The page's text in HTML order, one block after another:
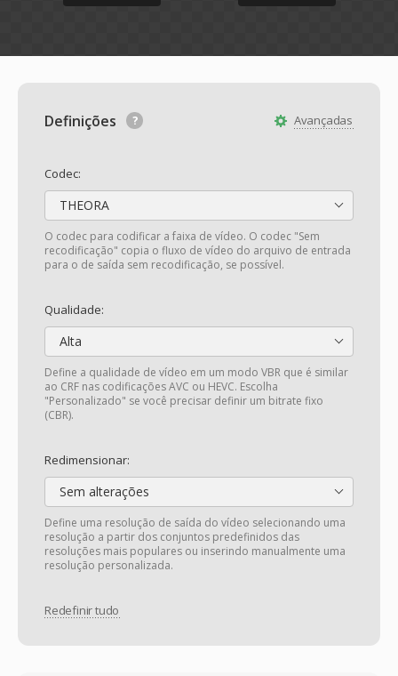
Avançadas
Definições
Codec:
THEORA
O codec para codificar a faixa de vídeo. O codec "Sem
recodificação" copia o fluxo de vídeo do arquivo de entrada
para o de saída sem recodificação, se possível.
Qualidade:
Alta
Define a qualidade de vídeo em um modo VBR que é similar
ao CRF nas codificações AVC ou HEVC. Escolha
"Personalizado" se você precisar definir um bitrate fixo
(CBR).
Redimensionar:
Sem alterações
Define uma resolução de saída do vídeo selecionando uma
resolução a partir dos conjuntos predefinidos das
resoluções mais populares ou inserindo manualmente uma
resolução personalizada.
Redefinir tudo